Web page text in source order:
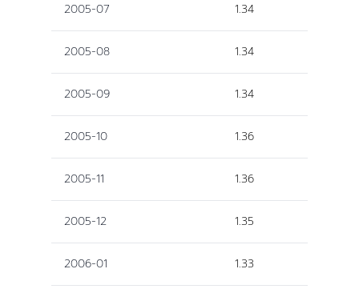
2005-07 1.34
2005-08 1.34
2005-09 1.34
2005-10 1.36
2005-11 1.36
2005-12 1.35
2006-01 1.33